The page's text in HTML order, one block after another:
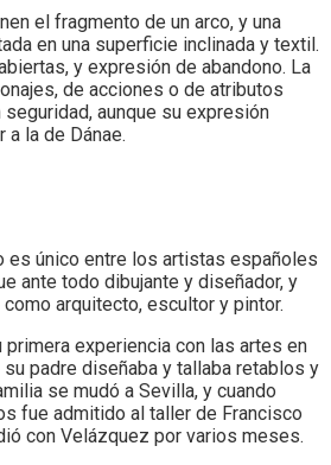
el fragmento de un arco, y una
en una superficie inclinada y textil.
y expresión de abandono. La
de acciones o de atributos
aunque su expresión
a la de Dánae.
es único entre los artistas españoles
ante todo dibujante y diseñador, y
arquitecto, escultor y pintor.
primera experiencia con las artes en
su padre diseñaba y tallaba retablos y
se mudó a Sevilla, y cuando
fue admitido al taller de Francisco
con Velázquez por varios meses.